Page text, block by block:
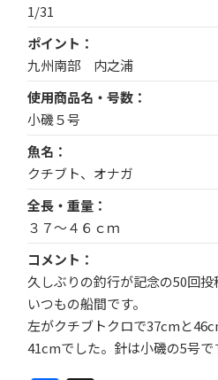
1/31
ポイント
九州南部 内之浦
使用商品名・号数
小磯５号
魚名
クチブト、オナガ
全長・重量
３７～４６ｃｍ
コメント
久しぶりの釣行が記念の50回投
いつもの船間です。
左がクチブトクロで37cmと
41cmでした。針は小磯の5号で